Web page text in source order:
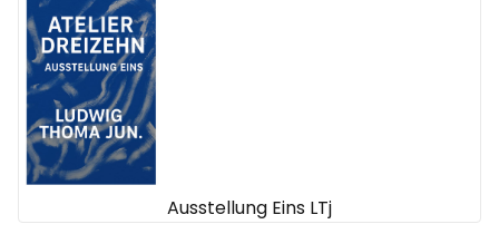
Ausstellung Eins LTj